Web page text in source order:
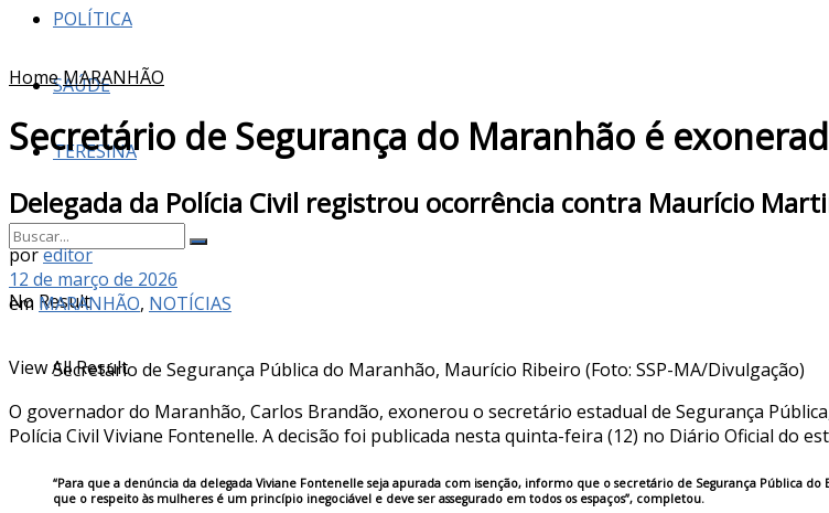
POLÍTICA
SAÚDE
TERESINA
No Result
View All Result
Home MARANHÃO
Secretário de Segurança do Maranhão é
Delegada da Polícia Civil registrou ocorrência contra Maurício
poreditor
12 de março de 2026
em MARANHÃO, NOTÍCIAS
Secretário de Segurança Pública do Maranhão, Maurício Ribeiro (Foto: SSP-MA/Divulgação)
O governador do Maranhão, Carlos Brandão, exonerou o secretário estadual de Segurança
Polícia Civil Viviane Fontenelle. A decisão foi publicada nesta quinta-feira (12) no Diário Oficial do
“Para que a denúncia da delegada Viviane Fontenelle seja apurada com isenção, informo que o secretário de Segurança Pública
que o respeito às mulheres é um princípio inegociável e deve ser assegurado em todos os espaços”, completou.